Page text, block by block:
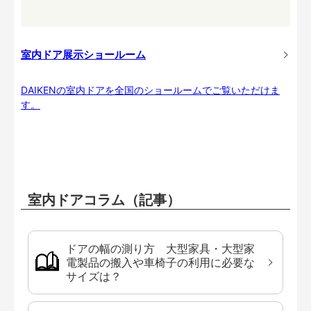
室内ドア展示ショールーム
DAIKENの室内ドアを全国のショールームでご覧いただけま
す。
室内ドアコラム（記事）
ドアの幅の測り方 大型家具・大型家
電製品の搬入や車椅子の利用に必要な
サイズは？